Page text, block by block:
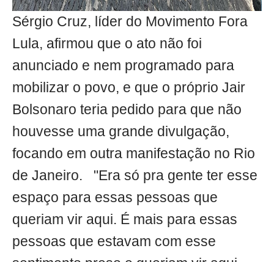
Sérgio Cruz, líder do Movimento Fora
Lula, afirmou que o ato não foi
anunciado e nem programado para
mobilizar o povo, e que o próprio Jair
Bolsonaro teria pedido para que não
houvesse uma grande divulgação,
focando em outra manifestação no Rio
de Janeiro. "Era só pra gente ter esse
espaço para essas pessoas que
queriam vir aqui. É mais para essas
pessoas que estavam com esse